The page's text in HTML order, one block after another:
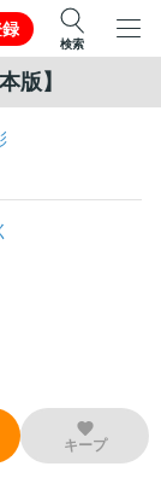
検索
版】
キープ